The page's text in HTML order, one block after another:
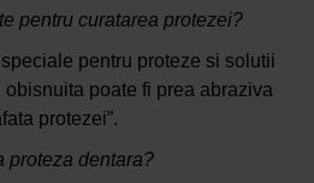
pentru curatarea protezei?
pentru proteze si solutii
poate fi prea abraziva
protezei”.
proteza dentara?